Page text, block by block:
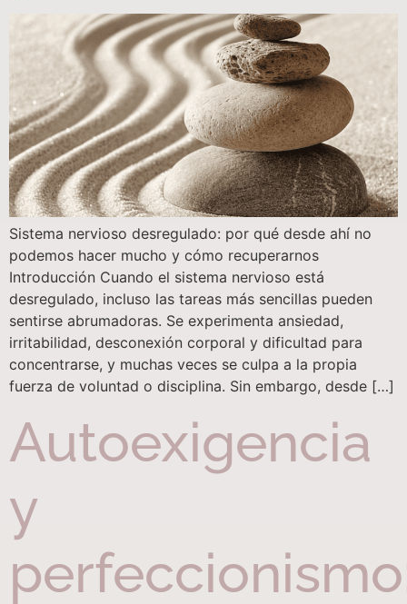
Sistema nervioso desregulado: por qué desde ahí no
podemos hacer mucho y cómo recuperarnos
Introducción Cuando el sistema nervioso está
desregulado, incluso las tareas más sencillas pueden
sentirse abrumadoras. Se experimenta ansiedad,
irritabilidad, desconexión corporal y dificultad para
concentrarse, y muchas veces se culpa a la propia
fuerza de voluntad o disciplina. Sin embargo, desde […]
Autoexigencia
y